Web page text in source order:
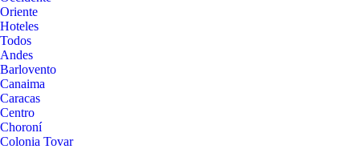
Oriente
Hoteles
Todos
Andes
Barlovento
Canaima
Caracas
Centro
Choroní
Colonia Tovar